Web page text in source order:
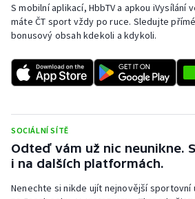
S mobilní aplikací, HbbTV a apkou iVysílání
máte ČT sport vždy po ruce. Sledujte
bonusový obsah kdekoli a kdykoli.
SOCIÁLNÍ SÍTĚ
Odteď vám už nic neunikne.
i na dalších platformách.
Nenechte si nikde ujít nejnovější sportovní